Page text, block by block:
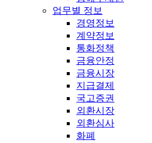
업무별 정보
경영정보
계약정보
통화정책
금융안정
금융시장
지급결제
국고증권
외환시장
외환심사
화폐